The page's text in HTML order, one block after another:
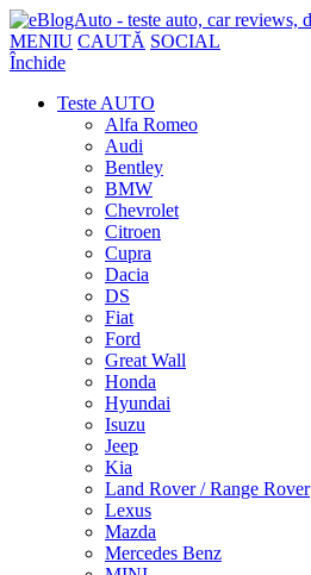
MENIU CAUTĂ SOCIAL
Închide
Teste AUTO
Alfa Romeo
Audi
Bentley
BMW
Chevrolet
Citroen
Cupra
Dacia
DS
Fiat
Ford
Great Wall
Honda
Hyundai
Isuzu
Jeep
Kia
Land Rover / Range Rover
Lexus
Mazda
Mercedes Benz